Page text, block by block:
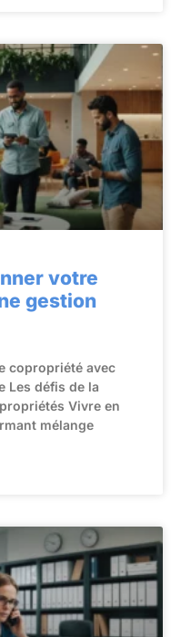
votre
gestion
copropriété avec
Les défis de la
Vivre en
mélange